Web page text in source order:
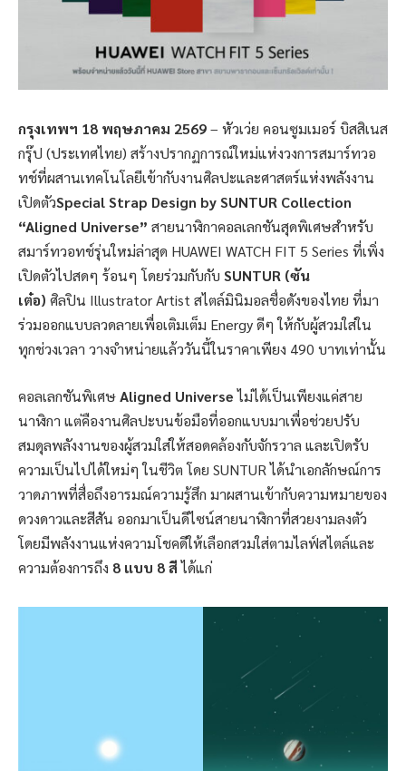
กรุงเทพฯ 18 พฤษภาคม 2569– หัวเว่ย คอนซูมเมอร์ บิสสิเนส
กรุ๊ป (ประเทศไทย) สร้างปรากฏการณ์ใหม่แห่งวงการสมาร์ทวอ
ทช์ที่ผสานเทคโนโลยีเข้ากับงานศิลปะและศาสตร์แห่งพลังงาน
เปิดตัวSpecial Strap Design by SUNTUR Collection
“Aligned Universe” สายนาฬิกาคอลเลกชันสุดพิเศษสำหรับ
สมาร์ทวอทช์รุ่นใหม่ล่าสุด HUAWEI WATCH FIT 5 Series ที่เพิ่ง
เปิดตัวไปสดๆ ร้อนๆ โดยร่วมกับกับ SUNTUR (ซัน
เต๋อ) ศิลปิน Illustrator Artist สไตล์มินิมอลชื่อดังของไทย ที่มา
ร่วมออกแบบลวดลายเพื่อเติมเต็ม Energy ดีๆ ให้กับผู้สวมใส่ใน
ทุกช่วงเวลา วางจำหน่ายแล้ววันนี้ในราคาเพียง 490 บาทเท่านั้น
คอลเลกชันพิเศษAligned Universeไม่ได้เป็นเพียงแค่สาย
นาฬิกา แต่คืองานศิลปะบนข้อมือที่ออกแบบมาเพื่อช่วยปรับ
สมดุลพลังงานของผู้สวมใส่ให้สอดคล้องกับจักรวาล และเปิดรับ
ความเป็นไปได้ใหม่ๆ ในชีวิต โดย SUNTUR ได้นำเอกลักษณ์การ
วาดภาพที่สื่อถึงอารมณ์ความรู้สึก มาผสานเข้ากับความหมายของ
ดวงดาวและสีสัน ออกมาเป็นดีไซน์สายนาฬิกาที่สวยงามลงตัว
โดยมีพลังงานแห่งความโชคดีให้เลือกสวมใส่ตามไลฟ์สไตล์และ
ความต้องการถึง 8 แบบ 8 สีได้แก่